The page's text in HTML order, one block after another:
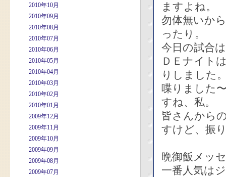
2010年10月
2010年09月
2010年08月
2010年07月
2010年06月
2010年05月
2010年04月
2010年03月
2010年02月
2010年01月
2009年12月
2009年11月
2009年10月
2009年09月
2009年08月
2009年07月
ますよね。
勿体無いか
ったり。
今日の試合
ＤＥナイト
りしました
喋りました
すね、私。
皆さんから
すけど、振
晩御飯メッ
一番人気は